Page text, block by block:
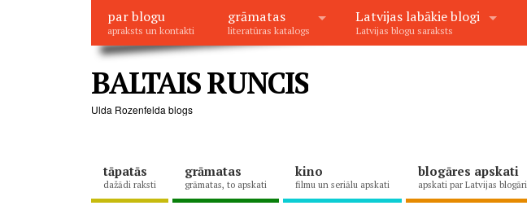
par blogu
apraksts un kontakti
grāmatas
literatūras katalogs
Latvijas labākie blogi
Latvijas blogu saraksts
BALTAIS RUNCIS
Ulda Rozenfelda blogs
tāpatās
dažādi raksti
grāmatas
grāmatas, to apskati
kino
filmu un seriālu apskati
blogāres apskati
apskati par Latvijas blogāri